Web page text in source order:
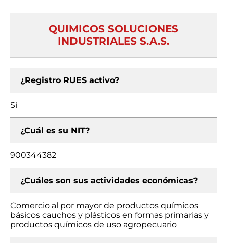
QUIMICOS SOLUCIONES
INDUSTRIALES S.A.S.
¿Registro RUES activo?
Si
¿Cuál es su NIT?
900344382
¿Cuáles son sus actividades económicas?
Comercio al por mayor de productos químicos
básicos cauchos y plásticos en formas primarias y
productos químicos de uso agropecuario